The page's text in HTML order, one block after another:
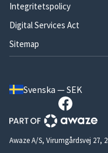
Integritetspolicy
Digital Services Act
Sitemap
Svenska — SEK
Awaze A/S, Virumgårdsvej 27,